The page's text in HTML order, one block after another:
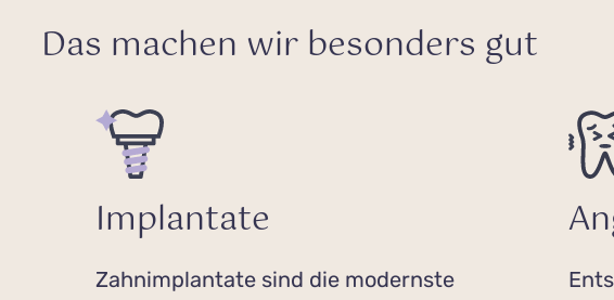
Das machen wir besonders gut
Implantate
Zahnimplantate sind die modernste